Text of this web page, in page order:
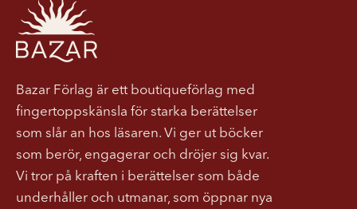
Bazar Förlag är ett boutiqueförlag med
fingertoppskänsla för starka berättelser
som slår an hos läsaren. Vi ger ut böcker
som berör, engagerar och dröjer sig kvar.
Vi tror på kraften i berättelser som både
underhåller och utmanar, som öppnar nya